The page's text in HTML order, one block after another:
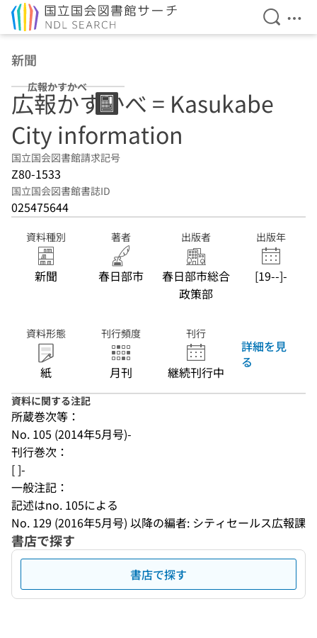
検索を
メ
新聞
広報かすかべ
広報かすかべ = Kasukabe
City information
国立国会図書館請求記号
Z80-1533
国立国会図書館書誌ID
025475644
資料種別
新聞
著者
春日部市
出版者
春日部市総合
政策部
出版年
[19--]-
資料形態
紙
刊行頻度
月刊
刊行
継続刊行中
詳細を見
る
資料に関する注記
所蔵巻次等：
No. 105 (2014年5月号)-
刊行巻次：
[ ]-
一般注記：
記述はno. 105による
No. 129 (2016年5月号) 以降の編者: シティセールス広報課
書店で探す
書店で探す